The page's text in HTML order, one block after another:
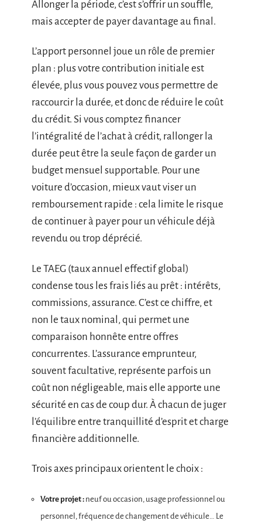
Allonger la période, c’est s’offrir un souffle,
mais accepter de payer davantage au final.
L’apport personnel joue un rôle de premier
plan : plus votre contribution initiale est
élevée, plus vous pouvez vous permettre de
raccourcir la durée, et donc de réduire le coût
du crédit. Si vous comptez financer
l’intégralité de l’achat à crédit, rallonger la
durée peut être la seule façon de garder un
budget mensuel supportable. Pour une
voiture d’occasion, mieux vaut viser un
remboursement rapide : cela limite le risque
de continuer à payer pour un véhicule déjà
revendu ou trop déprécié.
Le TAEG (taux annuel effectif global)
condense tous les frais liés au prêt : intérêts,
commissions, assurance. C’est ce chiffre, et
non le taux nominal, qui permet une
comparaison honnête entre offres
concurrentes. L’assurance emprunteur,
souvent facultative, représente parfois un
coût non négligeable, mais elle apporte une
sécurité en cas de coup dur. À chacun de juger
l’équilibre entre tranquillité d’esprit et charge
financière additionnelle.
Trois axes principaux orientent le choix :
Votre projet : neuf ou occasion, usage professionnel ou
personnel, fréquence de changement de véhicule… Le